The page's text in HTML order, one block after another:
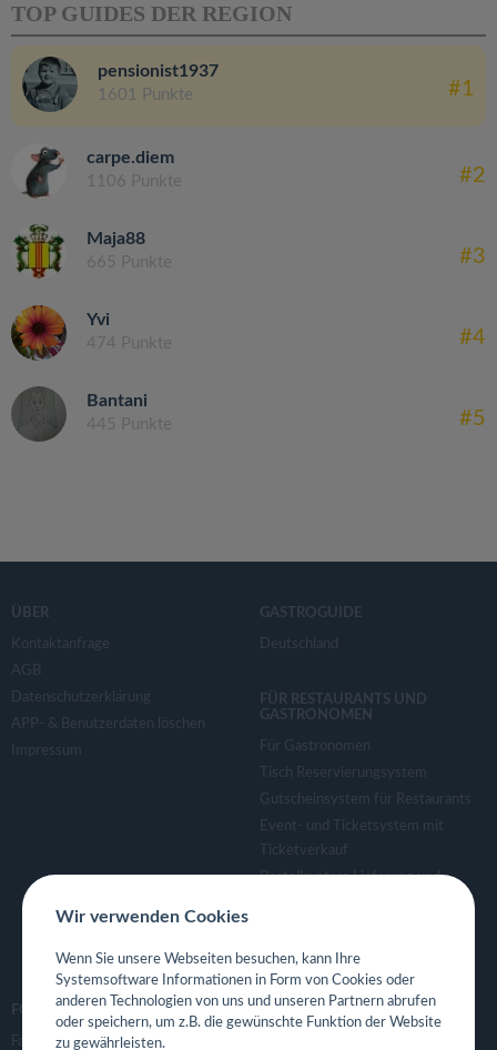
TOP GUIDES DER REGION
pensionist1937
1601 Punkte #1
carpe.diem
1106 Punkte #2
Maja88
665 Punkte #3
Yvi
474 Punkte #4
Bantani
445 Punkte #5
ÜBER
Kontaktanfrage
AGB
Datenschutzerklärung
APP- & Benutzerdaten löschen
Impressum
GASTROGUIDE
Deutschland
FÜR RESTAURANTS UND
GASTRONOMEN
Für Gastronomen
Tisch Reservierungsystem
Gutscheinsystem für Restaurants
Event- und Ticketsystem mit
Ticketverkauf
Bestellsystem Lieferung und
Eigene App für Restaurant
FOLGE UNS
Facebook
Wir verwenden Cookies
Wenn Sie unsere Webseiten besuchen, kann Ihre
Systemsoftware Informationen in Form von Cookies oder
anderen Technologien von uns und unseren Partnern abrufen
oder speichern, um z.B. die gewünschte Funktion der Website
zu gewährleisten.